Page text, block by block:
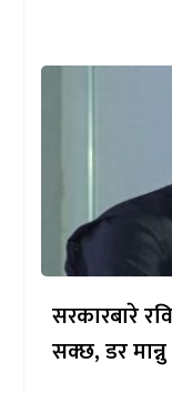
सरकारबारे
सक्छ, डर मान्नु